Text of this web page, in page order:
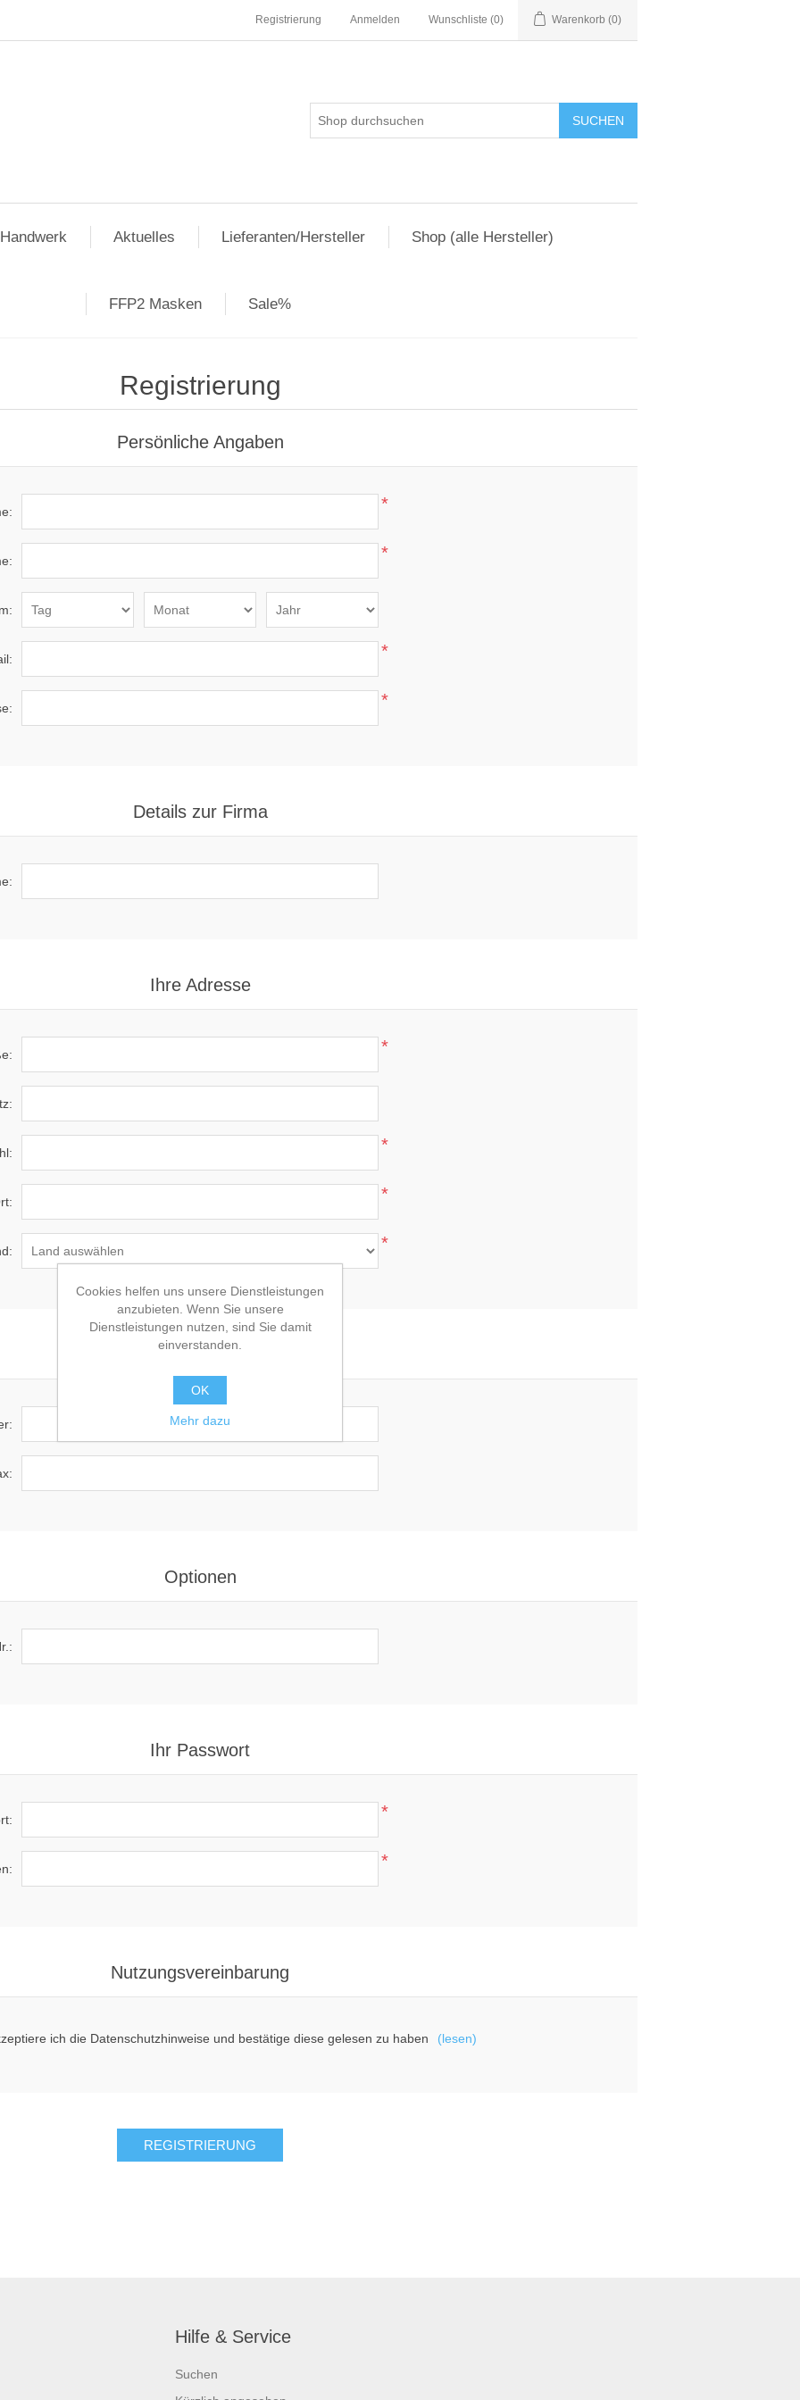
Registrierung Anmelden Wunschliste (0) Warenkorb (0)
Aktuelles Lieferanten/Hersteller Shop (alle Hersteller)
FFP2 Masken Sale%
Registrierung
Persönliche Angaben
*
*
*
*
Details zur Firma
Ihre Adresse
*
*
*
*
Kontaktinformationen
Optionen
Ihr Passwort
*
*
Nutzungsvereinbarung
ich die Datenschutzhinweise und bestätige diese gelesen zu haben (lesen)
Hilfe & Service
Suchen
Cookies helfen uns unsere Dienstleistungen
anzubieten. Wenn Sie unsere
Dienstleistungen nutzen, sind Sie damit
einverstanden.
OK
Mehr dazu